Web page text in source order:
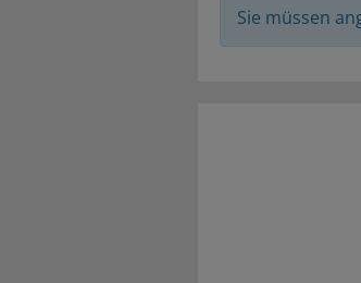
Sie müssen